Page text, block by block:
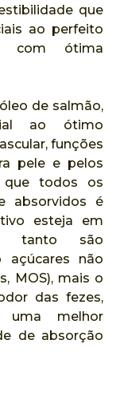
que
ao perfeito
com ótima
de salmão,
ao ótimo
funções
pele e pelos
que todos os
absorvidos é
esteja em
tanto são
açúcares não
MOS), mais o
das fezes,
uma melhor
de absorção